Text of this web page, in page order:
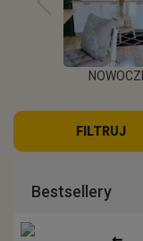
FILTRUJ
Bestsellery